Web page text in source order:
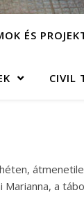
ÉS
CIVIL
a